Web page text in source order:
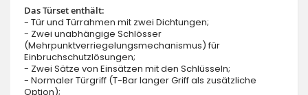
Das Türset enthält:
- Tür und Türrahmen mit zwei Dichtungen;
- Zwei unabhängige Schlösser
(Mehrpunktverriegelungsmechanismus) für
Einbruchschutzlösungen;
- Zwei Sätze von Einsätzen mit den Schlüsseln;
- Normaler Türgriff (T-Bar langer Griff als zusätzliche
Option);